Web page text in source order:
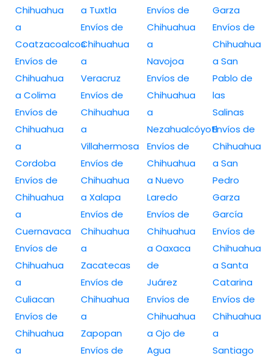
Chihuahua
a
Coatzacoalcos
Envíos de
Chihuahua
a Colima
Envíos de
Chihuahua
a
Cordoba
Envíos de
Chihuahua
a
Cuernavaca
Envíos de
Chihuahua
a
Culiacan
Envíos de
Chihuahua
a
a Tuxtla
Envíos de
Chihuahua
a
Veracruz
Envíos de
Chihuahua
a
Villahermosa
Envíos de
Chihuahua
a Xalapa
Envíos de
Chihuahua
a
Zacatecas
Envíos de
Chihuahua
a
Zapopan
Envíos de
Envíos de
Chihuahua
a
Navojoa
Envíos de
Chihuahua
a
Nezahualcóyotl
Envíos de
Chihuahua
a Nuevo
Laredo
Envíos de
Chihuahua
a Oaxaca
de
Juárez
Envíos de
Chihuahua
a Ojo de
Agua
Garza
Envíos de
Chihuahua
a San
Pablo de
las
Salinas
Envíos de
Chihuahua
a San
Pedro
Garza
García
Envíos de
Chihuahua
a Santa
Catarina
Envíos de
Chihuahua
a
Santiago